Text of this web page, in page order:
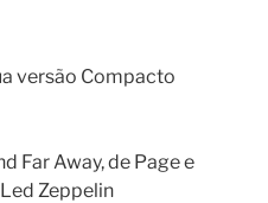
versão Compacto
Far Away, de Page e
Zeppelin